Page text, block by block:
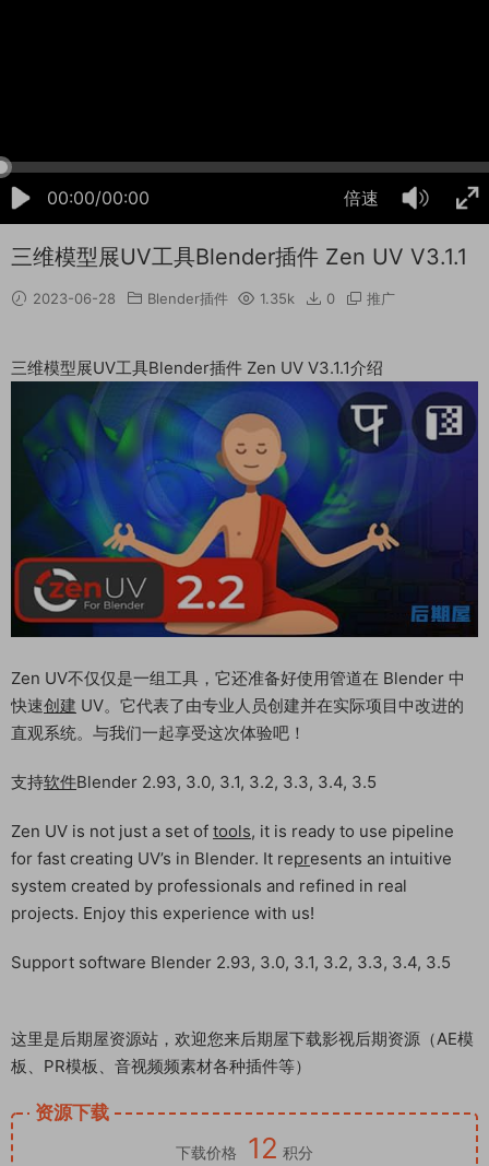
00:00/00:00 倍速
三维模型展UV工具Blender插件 Zen UV V3.1.1
2023-06-28 Blender插件 1.35k 0 推广
三维模型展UV工具Blender插件 Zen UV V3.1.1介绍
Zen UV不仅仅是一组工具，它还准备好使用管道在 Blender 中
快速创建 UV。它代表了由专业人员创建并在实际项目中改进的
直观系统。与我们一起享受这次体验吧！
支持软件Blender 2.93, 3.0, 3.1, 3.2, 3.3, 3.4, 3.5
Zen UV is not just a set of tools, it is ready to use pipeline
for fast creating UV’s in Blender. It represents an intuitive
system created by professionals and refined in real
projects. Enjoy this experience with us!
Support software Blender 2.93, 3.0, 3.1, 3.2, 3.3, 3.4, 3.5
这里是后期屋资源站，欢迎您来后期屋下载影视后期资源（AE模
板、PR模板、音视频频素材各种插件等）
资源下载
下载价格 12 积分